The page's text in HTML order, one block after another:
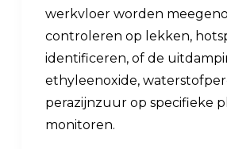
werkvloer worden
controleren op lekken,
identificeren, of de
ethyleenoxide,
perazijnzuur op specifieke
monitoren.